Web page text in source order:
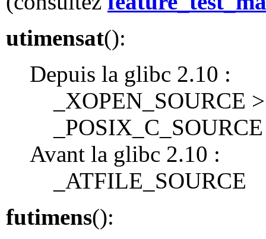
utimensat():
Depuis la glibc 2.10 :
_XOPEN_SOURCE
Avant la glibc 2.10 :
_ATFILE_SOURCE
futimens():